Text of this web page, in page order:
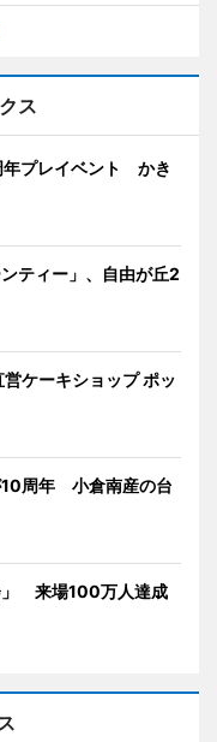
ス
年プレイベント かき
ティー」、自由が丘2
ケーキショップ ポッ
10周年 小倉南産の台
」 来場100万人達成